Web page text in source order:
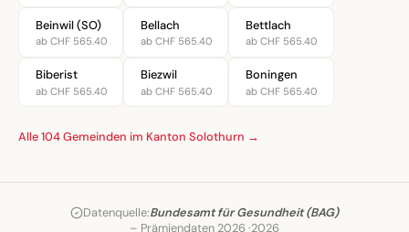
Beinwil (SO)
ab CHF 565.40
Bellach
ab CHF 565.40
Bettlach
ab CHF 565.40
Biberist
ab CHF 565.40
Biezwil
ab CHF 565.40
Boningen
ab CHF 565.40
Alle 104 Gemeinden im Kanton Solothurn →
Datenquelle:Bundesamt für Gesundheit (BAG)
– Prämiendaten 2026 ·2026